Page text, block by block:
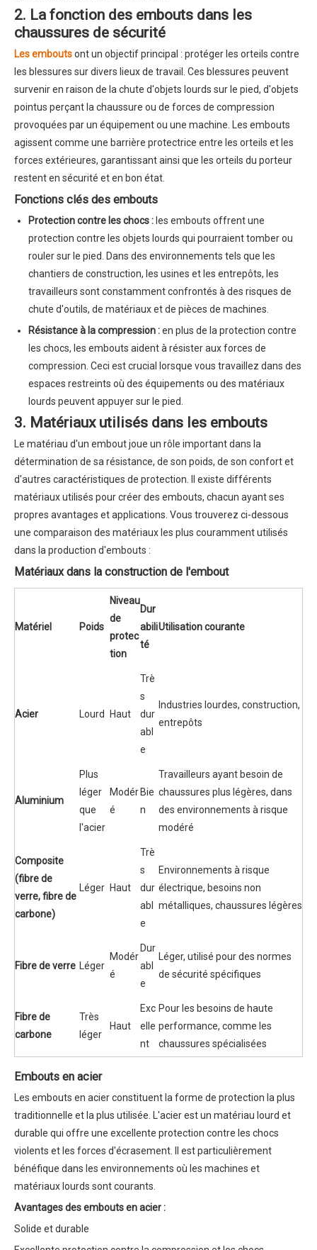
2. La fonction des embouts dans les
chaussures de sécurité
Les emboutsont un objectif principal : protéger les orteils contre
les blessures sur divers lieux de travail. Ces blessures peuvent
survenir en raison de la chute d'objets lourds sur le pied, d'objets
pointus perçant la chaussure ou de forces de compression
provoquées par un équipement ou une machine. Les embouts
agissent comme une barrière protectrice entre les orteils et les
forces extérieures, garantissant ainsi que les orteils du porteur
restent en sécurité et en bon état.
Fonctions clés des embouts
Protection contre les chocs : les embouts offrent une
protection contre les objets lourds qui pourraient tomber ou
rouler sur le pied. Dans des environnements tels que les
chantiers de construction, les usines et les entrepôts, les
travailleurs sont constamment confrontés à des risques de
chute d'outils, de matériaux et de pièces de machines.
Résistance à la compression :en plus de la protection contre
les chocs, les embouts aident à résister aux forces de
compression. Ceci est crucial lorsque vous travaillez dans des
espaces restreints où des équipements ou des matériaux
lourds peuvent appuyer sur le pied.
3. Matériaux utilisés dans les embouts
Le matériau d'un embout joue un rôle important dans la
détermination de sa résistance, de son poids, de son confort et
d'autres caractéristiques de protection. Il existe différents
matériaux utilisés pour créer des embouts, chacun ayant ses
propres avantages et applications. Vous trouverez ci-dessous
une comparaison des matériaux les plus couramment utilisés
dans la production d'embouts :
Matériaux dans la construction de l'embout
Matériel Poids
Niveau
de
protec
tion
Dur
abili
té
Utilisation courante
Acier Lourd Haut
Trè
s
dur
abl
e
Industries lourdes, construction,
entrepôts
Aluminium
Plus
léger
que
l'acier
Modér
é
Bie
n
Travailleurs ayant besoin de
chaussures plus légères, dans
des environnements à risque
modéré
Composite
(fibre de
verre, fibre de
carbone)
Léger Haut
Trè
s
dur
abl
e
Environnements à risque
électrique, besoins non
métalliques, chaussures légères
Fibre de verre Léger
Modér
é
Dur
abl
e
Léger, utilisé pour des normes
de sécurité spécifiques
Fibre de
carbone
Très
léger
Haut
Exc
elle
nt
Pour les besoins de haute
performance, comme les
chaussures spécialisées
Embouts en acier
Les embouts en acier constituent la forme de protection la plus
traditionnelle et la plus utilisée. L'acier est un matériau lourd et
durable qui offre une excellente protection contre les chocs
violents et les forces d'écrasement. Il est particulièrement
bénéfique dans les environnements où les machines et
matériaux lourds sont courants.
Avantages des embouts en acier :
Solide et durable